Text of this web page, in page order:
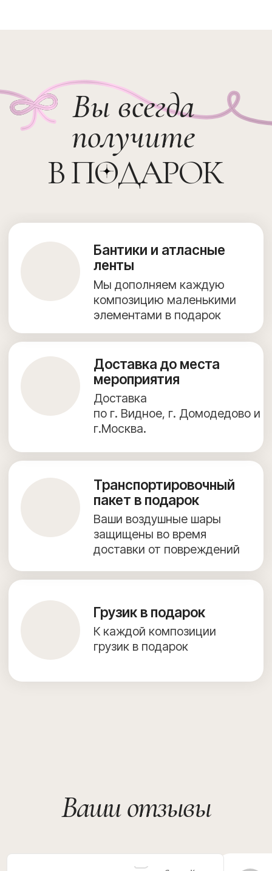
ФОТОЗОНЫ
ПОЛЕЗНОЕ
КОНТАКТЫ
+7 (967) 271-77-21
г. Видное, Олимпийская улица, 6, 9 этаж, помещение 82
Согласие на обработку персональных данных
Создание сайта — julidesign
ОБО МНЕ
Предложение на сайте не является публичной офертой.